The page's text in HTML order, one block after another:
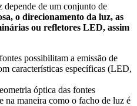
de um conjunto de
o direcionamento da luz, as
ou refletores LED, assim
possibilitam a emissão de
características específicas (LED,
óptica das fontes
na maneira como o facho de luz é